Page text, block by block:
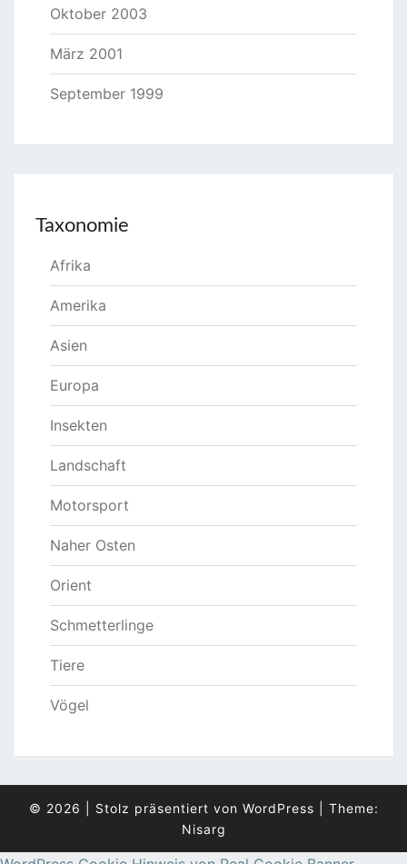
Oktober 2003
März 2001
September 1999
Taxonomie
Afrika
Amerika
Asien
Europa
Insekten
Landschaft
Motorsport
Naher Osten
Orient
Schmetterlinge
Tiere
Vögel
© 2026 Stolz präsentiert von WordPress
Theme:
Nisarg